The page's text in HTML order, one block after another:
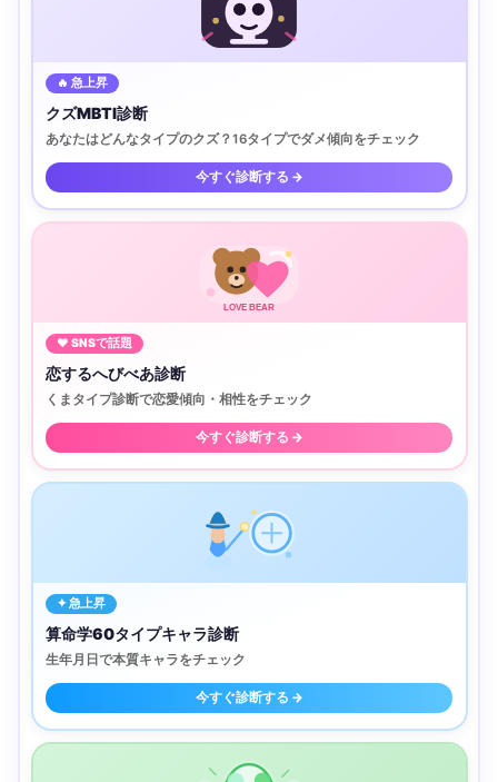
🔥 急上昇
クズMBTI診断
あなたはどんなタイプのクズ？16タイプでダメ傾向をチェック
今すぐ診断する →
LOVE BEAR
♥ SNSで話題
恋するへびべあ診断
くまタイプ診断で恋愛傾向・相性をチェック
今すぐ診断する →
✦ 急上昇
算命学60タイプキャラ診断
生年月日で本質キャラをチェック
今すぐ診断する →